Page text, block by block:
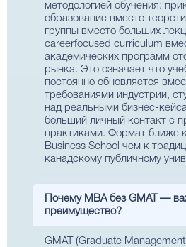
методологией обучения:
образование вместо
группы вместо больших
careerfocused curriculum
академических программ
рынка. Это означает что
постоянно обновляется
требованиями индустрии,
над реальными бизнес-
больший личный контакт с
практиками. Формат ближе
Business School чем к
канадскому публичному
Почему MBA без GMAT —
преимущество?
GMAT (Graduate